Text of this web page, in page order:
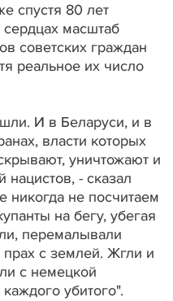
спустя 80 лет
масштаб
советских граждан
реальное их число
И в Беларуси, и в
власти которых
уничтожают и
нацистов, - сказал
никогда не посчитаем
на бегу, убегая
перемалывали
прах с землей. Жгли и
с немецкой
убитого".